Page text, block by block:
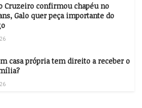
Cruzeiro confirmou chapéu no
Galo quer peça importante do
casa própria tem direito a receber o